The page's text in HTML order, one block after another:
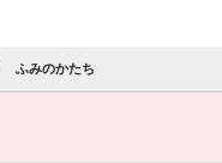
ふみのかたち